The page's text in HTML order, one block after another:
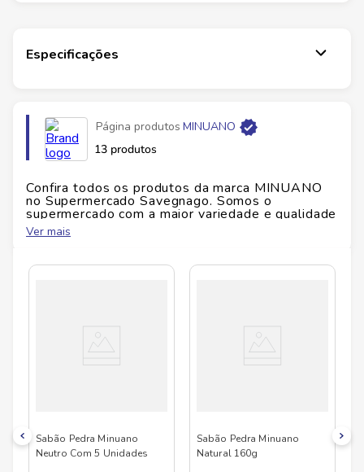
Especificações
Página produtos MINUANO
13 produtos
Confira todos os produtos da marca MINUANO
no Supermercado Savegnago. Somos o
supermercado com a maior variedade e qualidade
do Brasil!
de produtos MINUANO , confira abaixo:
Ver mais
Sabão Pedra Minuano
Neutro Com 5 Unidades
Sabão Pedra Minuano
Natural 160g